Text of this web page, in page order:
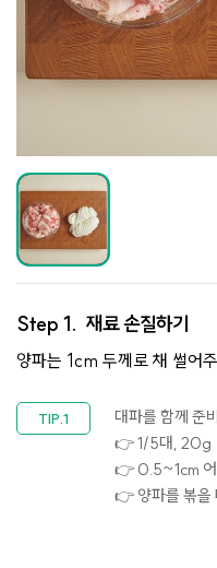
Step 1. 재료 손질하기
양파는 1cm 두께로 채 썰어
대파를 함께 준
👉 1/5대, 20g
👉 0.5~1cm 어
👉 양파를 볶을